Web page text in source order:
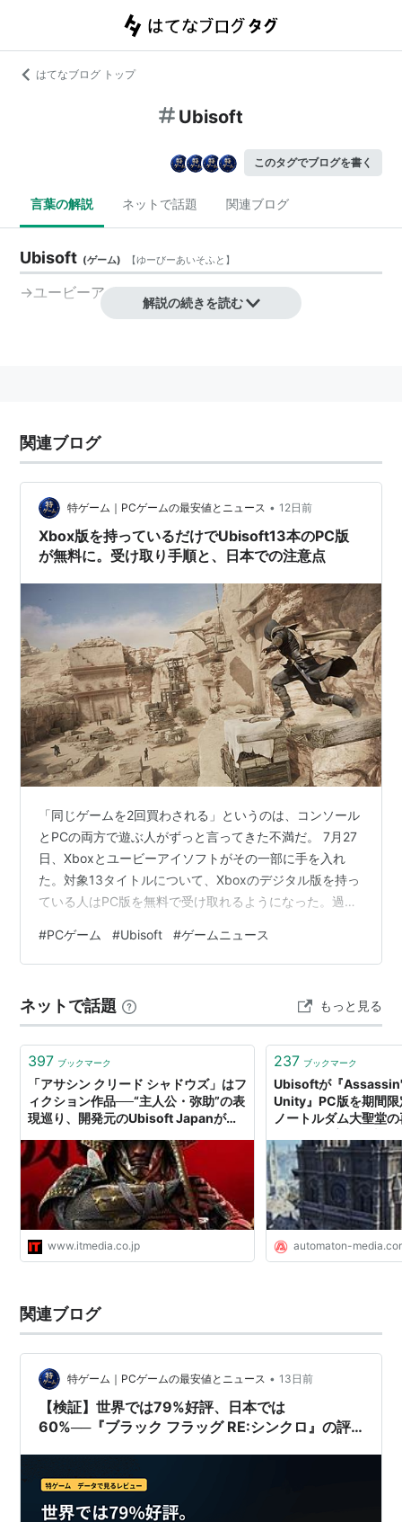
はてなブログ トップ
Ubisoft
このタグでブログを書く
言葉の解説 ネットで話題 関連ブログ
Ubisoft (ゲーム) 【ゆーびーあいそふと 】
→ユービーアイソフト
解説の続きを読む
関連ブログ
特ゲーム｜PCゲームの最安値とニュース • 12日前
Xbox版を持っているだけでUbisoft13本のPC版
が無料に。受け取り手順と、日本での注意点
「同じゲームを2回買わされる」というのは、コンソール
とPCの両方で遊ぶ人がずっと言ってきた不満だ。 7月27
日、Xboxとユービーアイソフトがその一部に手を入れ
た。対象13タイトルについて、Xboxのデジタル版を持っ
ている人はPC版を無料で受け取れるようになった。過去
くつかある。とくに日本のアカウントでどうなるかは、
現時点で公式に確認できていない。そこも含めて整理し
何が起きたのか 7月27日、Xbox Wireに「Play More
Ubisoft Games o…
#PCゲーム #Ubisoft #ゲームニュース
ネットで話題 もっと見る
397 ブックマーク
「アサシン クリード シャドウズ」はフ
ィクション作品──“主人公・弥助”の表
現巡り、開発元のUbisoft Japanが声
www.itmedia.co.jp
237 ブックマーク
Ubisoftが『
Unity』PC版を期間
ノートルダム大聖堂
AUTOMATON
automaton-
関連ブログ
特ゲーム｜PCゲームの最安値とニュース • 13日前
【検証】世界では79%好評、日本では
60%──『ブラック フラッグ RE:シンクロ』の評